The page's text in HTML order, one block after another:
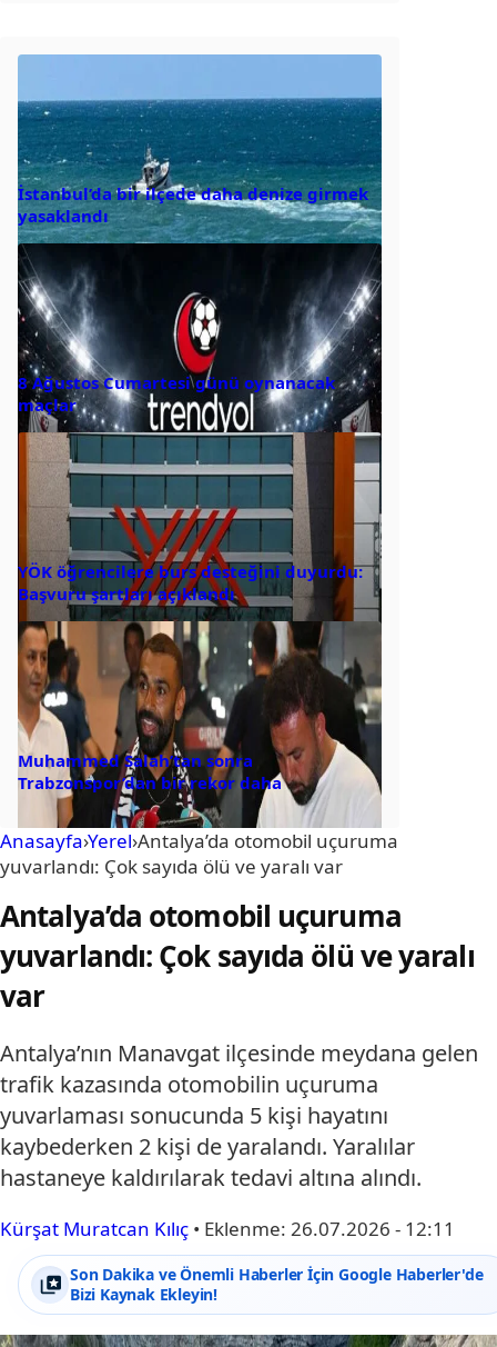
İstanbul’da bir ilçede daha denize girmek
yasaklandı
8 Ağustos Cumartesi günü oynanacak
maçlar
YÖK öğrencilere burs desteğini duyurdu:
Başvuru şartları açıklandı
Muhammed Salah’tan sonra
Trabzonspor’dan bir rekor daha
Anasayfa›Yerel›Antalya’da otomobil uçuruma
yuvarlandı: Çok sayıda ölü ve yaralı var
Antalya’da otomobil uçuruma
yuvarlandı: Çok sayıda ölü ve yaralı
var
Antalya’nın Manavgat ilçesinde meydana gelen
trafik kazasında otomobilin uçuruma
yuvarlaması sonucunda 5 kişi hayatını
kaybederken 2 kişi de yaralandı. Yaralılar
hastaneye kaldırılarak tedavi altına alındı.
Kürşat Muratcan Kılıç • Eklenme: 26.07.2026 - 12:11
Son Dakika ve Önemli Haberler İçin Google Haberler'de
Bizi Kaynak Ekleyin!